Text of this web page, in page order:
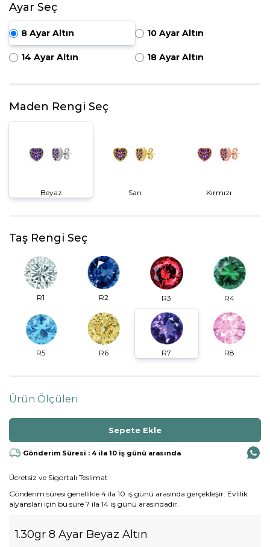
Ayar Seç
8 Ayar Altın 10 Ayar Altın
14 Ayar Altın 18 Ayar Altın
Maden Rengi Seç
Beyaz Sarı Kırmızı
Taş Rengi Seç
R1 R2 R3 R4
R5 R6 R7 R8
Ürün Ölçüleri
Gönderim Süresi : 4 ila 10 iş günü arasında
Ücretsiz ve Sigortalı Teslimat
Gönderim süresi genellikle 4 ila 10 iş günü arasında gerçekleşir. Evlilik
alyansları için bu süre 7 ila 14 iş günü arasındadır.
1.30gr 8 Ayar Beyaz Altın